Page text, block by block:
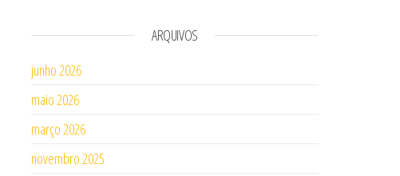
ARQUIVOS
junho 2026
maio 2026
março 2026
novembro 2025